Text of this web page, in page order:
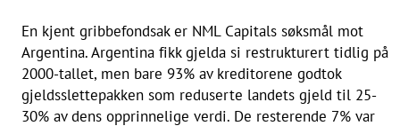
En kjent gribbefondsak er NML Capitals søksmål mot
Argentina. Argentina fikk gjelda si restrukturert tidlig på
2000-tallet, men bare 93% av kreditorene godtok
gjeldsslettepakken som reduserte landets gjeld til 25-
30% av dens opprinnelige verdi. De resterende 7% var